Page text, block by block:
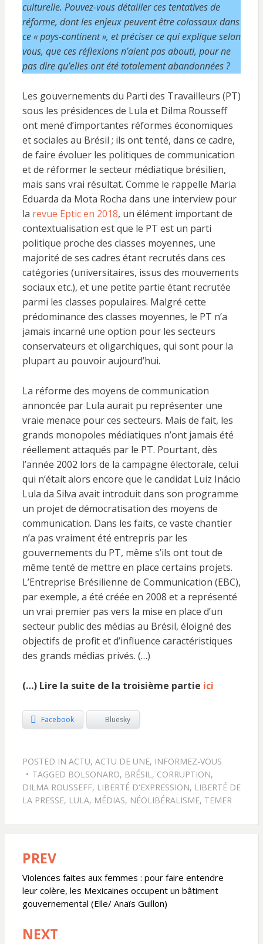
culturelle. Pouvez-vous détailler ces tentatives de
réforme, dont les enjeux peuvent être colossaux dans
ce « pays-continent », et préciser ce qui explique selon
vous, que ces réflexions n’aient pas abouti, pour ne
pas dire qu’elles ont été totalement abandonnées ?
Les gouvernements du Parti des Travailleurs (PT)
sous les présidences de Lula et Dilma Rousseff
ont mené d’importantes réformes économiques
et sociales au Brésil ; ils ont tenté, dans ce cadre,
de faire évoluer les politiques de communication
et de réformer le secteur médiatique brésilien,
mais sans vrai résultat. Comme le rappelle Maria
Eduarda da Mota Rocha dans une interview pour
la revue Eptic en 2018, un élément important de
contextualisation est que le PT est un parti
politique proche des classes moyennes, une
majorité de ses cadres étant recrutés dans ces
catégories (universitaires, issus des mouvements
sociaux etc.), et une petite partie étant recrutée
parmi les classes populaires. Malgré cette
prédominance des classes moyennes, le PT n’a
jamais incarné une option pour les secteurs
conservateurs et oligarchiques, qui sont pour la
plupart au pouvoir aujourd’hui.
La réforme des moyens de communication
annoncée par Lula aurait pu représenter une
vraie menace pour ces secteurs. Mais de fait, les
grands monopoles médiatiques n’ont jamais été
réellement attaqués par le PT. Pourtant, dès
l’année 2002 lors de la campagne électorale, celui
qui n’était alors encore que le candidat Luiz Inácio
Lula da Silva avait introduit dans son programme
un projet de démocratisation des moyens de
communication. Dans les faits, ce vaste chantier
n’a pas vraiment été entrepris par les
gouvernements du PT, même s’ils ont tout de
même tenté de mettre en place certains projets.
L’Entreprise Brésilienne de Communication (EBC),
par exemple, a été créée en 2008 et a représenté
un vrai premier pas vers la mise en place d’un
secteur public des médias au Brésil, éloigné des
objectifs de profit et d’influence caractéristiques
des grands médias privés. (…)
(…) Lire la suite de la troisième partie ici
Facebook Bluesky
POSTED IN ACTU, ACTU DE UNE, INFORMEZ-VOUS
TAGGED BOLSONARO, BRÉSIL , CORRUPTION,
DILMA ROUSSEFF, LIBERTÉ D'EXPRESSION, LIBERTÉ DE
LA PRESSE, LULA, MÉDIAS, NÉOLIBÉRALISME, TEMER
Navigation
de
l’article
PREV
Violences faites aux femmes : pour faire entendre
leur colère, les Mexicaines occupent un bâtiment
gouvernemental (Elle/ Anaïs Guillon)
NEXT